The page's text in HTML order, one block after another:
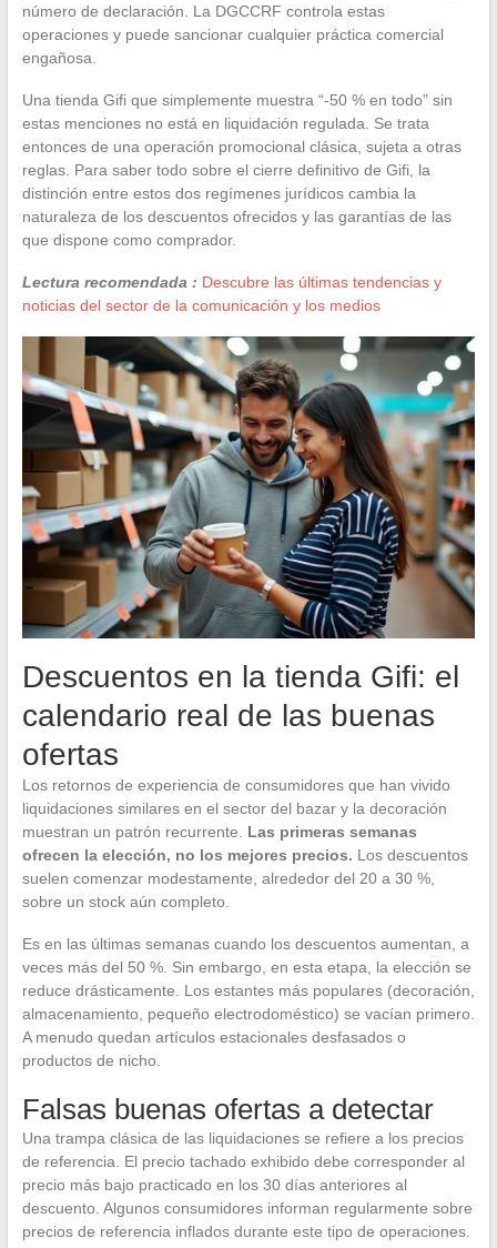
número de declaración. La DGCCRF controla estas
operaciones y puede sancionar cualquier práctica comercial
engañosa.
Una tienda Gifi que simplemente muestra “-50 % en todo” sin
estas menciones no está en liquidación regulada. Se trata
entonces de una operación promocional clásica, sujeta a otras
reglas. Para saber todo sobre el cierre definitivo de Gifi, la
distinción entre estos dos regímenes jurídicos cambia la
naturaleza de los descuentos ofrecidos y las garantías de las
que dispone como comprador.
Lectura recomendada : Descubre las últimas tendencias y
noticias del sector de la comunicación y los medios
Descuentos en la tienda Gifi: el
calendario real de las buenas
ofertas
Los retornos de experiencia de consumidores que han vivido
liquidaciones similares en el sector del bazar y la decoración
muestran un patrón recurrente. Las primeras semanas
ofrecen la elección, no los mejores precios. Los descuentos
suelen comenzar modestamente, alrededor del 20 a 30 %,
sobre un stock aún completo.
Es en las últimas semanas cuando los descuentos aumentan, a
veces más del 50 %. Sin embargo, en esta etapa, la elección se
reduce drásticamente. Los estantes más populares (decoración,
almacenamiento, pequeño electrodoméstico) se vacían primero.
A menudo quedan artículos estacionales desfasados o
productos de nicho.
Falsas buenas ofertas a detectar
Una trampa clásica de las liquidaciones se refiere a los precios
de referencia. El precio tachado exhibido debe corresponder al
precio más bajo practicado en los 30 días anteriores al
descuento. Algunos consumidores informan regularmente sobre
precios de referencia inflados durante este tipo de operaciones.